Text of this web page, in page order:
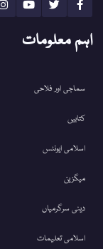
اہم معلومات
سماجی اور فلاحی
کتابیں
اسلامی ایونٹس
میگزین
دینی سرگرمیاں
اسلامی تعلیمات